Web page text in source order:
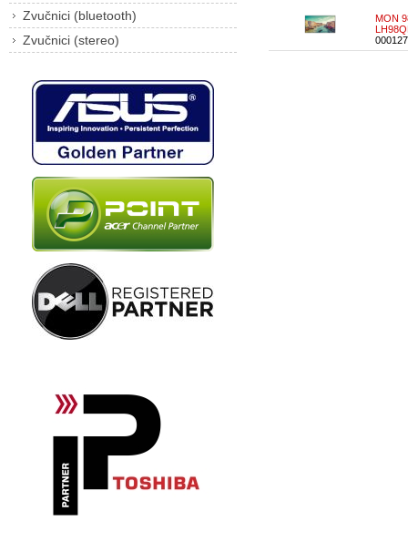
Zvučnici (bluetooth)
Zvučnici (stereo)
MON